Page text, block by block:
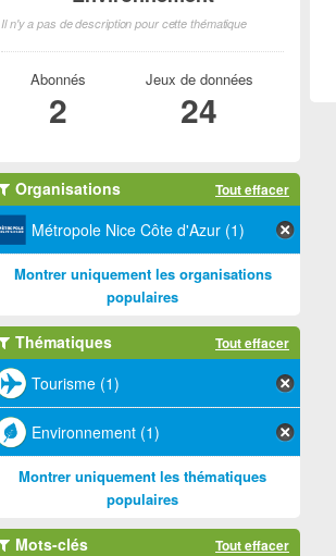
Il n'y a pas de description pour cette thématique
Abonnés
2
Jeux de données
24
Organisations Tout effacer
Métropole Nice Côte d'Azur (1)
Montrer uniquement les organisations
populaires
Thématiques Tout effacer
Tourisme (1)
Environnement (1)
Montrer uniquement les thématiques
populaires
Mots-clés Tout effacer